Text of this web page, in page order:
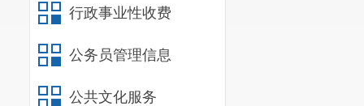
行政事业性收费
公务员管理信息
公共文化服务